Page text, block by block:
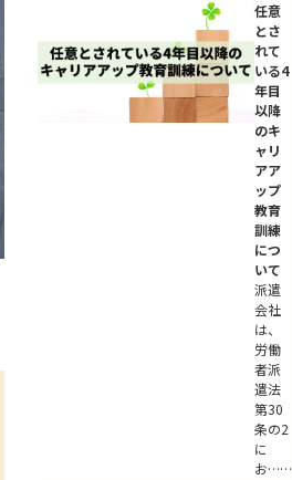
任意
とさ
れて
いる4
年目
以降
のキ
ャリ
アア
ップ
教育
訓練
につ
いて
派遣
会社
は、
労働
者派
遣法
第30
条の2
に
お……